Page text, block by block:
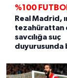
%100
Real Madrid,
tezahürattan
savcılığa suç
duyurusunda